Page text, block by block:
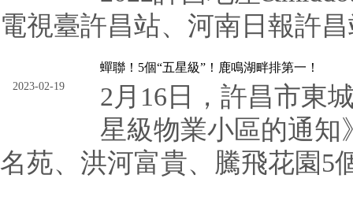
電視臺許昌站、河南日報許
2023-02-19
蟬聯！5個“五星級”！鹿鳴湖畔排第一！
2月16日，許昌市東
星級物業小區的通知
名苑、洪河富貴、騰飛花園5